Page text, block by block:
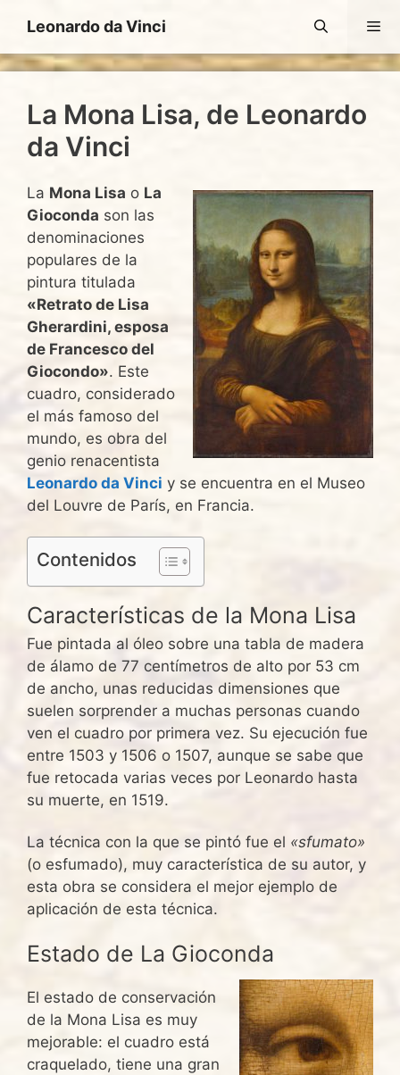
contenido
Leonardo da Vinci
La Mona Lisa, de Leonardo
da Vinci
La Mona Lisa o La
Gioconda son las
denominaciones
populares de la
pintura titulada
«Retrato de Lisa
Gherardini, esposa
de Francesco del
Giocondo». Este
cuadro, considerado
el más famoso del
mundo, es obra del
genio renacentista
Leonardo da Vinci y se encuentra en el Museo
del Louvre de París, en Francia.
Contenidos
Características de la Mona Lisa
Fue pintada al óleo sobre una tabla de madera
de álamo de 77 centímetros de alto por 53 cm
de ancho, unas reducidas dimensiones que
suelen sorprender a muchas personas cuando
ven el cuadro por primera vez. Su ejecución fue
entre 1503 y 1506 o 1507, aunque se sabe que
fue retocada varias veces por Leonardo hasta
su muerte, en 1519.
La técnica con la que se pintó fue el «sfumato»
(o esfumado), muy característica de su autor, y
esta obra se considera el mejor ejemplo de
aplicación de esta técnica.
Estado de La Gioconda
El estado de conservación
de la Mona Lisa es muy
mejorable: el cuadro está
craquelado, tiene una gran